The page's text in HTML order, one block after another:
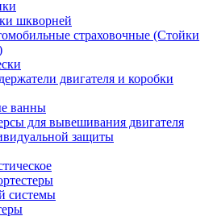
шкворней
страховочные (Стойки
двигателя и коробки
ванны
для вывешивания двигателя
защиты
системы